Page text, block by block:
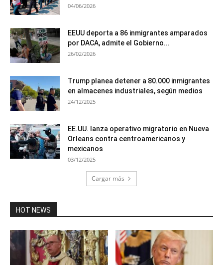
04/06/2026
EEUU deporta a 86 inmigrantes amparados
por DACA, admite el Gobierno...
26/02/2026
Trump planea detener a 80.000 inmigrantes
en almacenes industriales, según medios
24/12/2025
EE.UU. lanza operativo migratorio en Nueva
Orleans contra centroamericanos y
mexicanos
03/12/2025
Cargar más
HOT NEWS